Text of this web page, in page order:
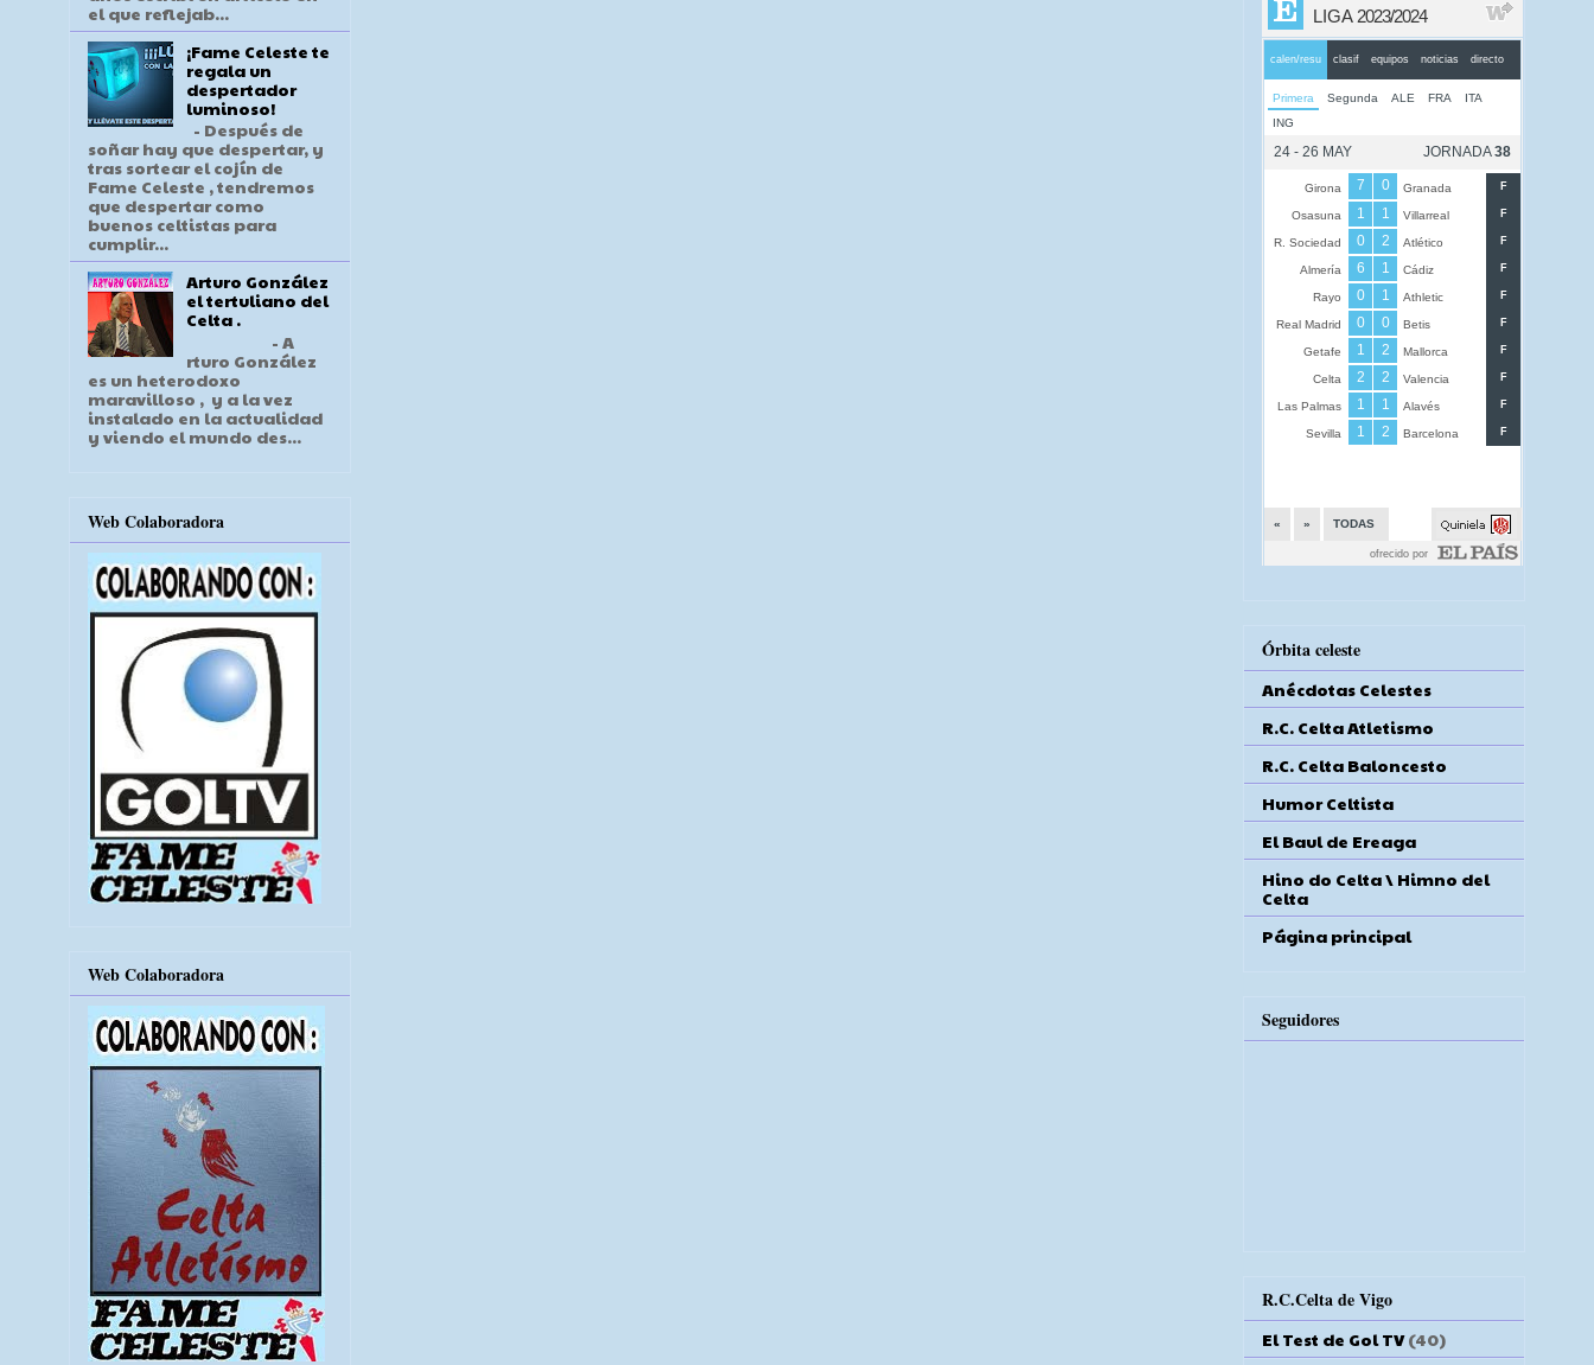
el que reflejab...
¡Fame Celeste te
regala un
despertador
luminoso!
- Después de
soñar hay que despertar, y
tras sortear el cojín de
Fame Celeste , tendremos
que despertar como
buenos celtistas para
cumplir...
Arturo González
el tertuliano del
Celta .
- A
rturo González
es un heterodoxo
maravilloso , y a la vez
instalado en la actualidad
y viendo el mundo des...
Web Colaboradora
Web Colaboradora
Órbita celeste
Anécdotas Celestes
R.C. Celta Atletismo
R.C. Celta Baloncesto
Humor Celtista
El Baul de Ereaga
Hino do Celta \ Himno del
Celta
Página principal
Seguidores
R.C.Celta de Vigo
El Test de Gol TV (40)